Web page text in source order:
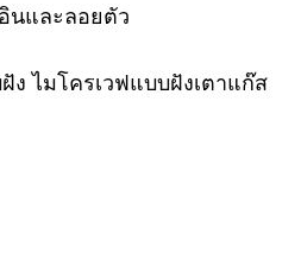
นและลอยตัว
ง ไมโครเวฟแบบฝังเตาแก๊ส